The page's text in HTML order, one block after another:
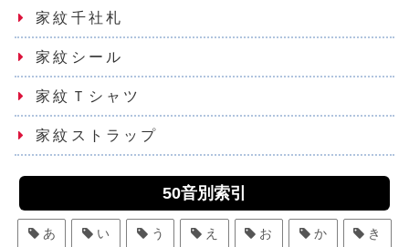
家紋千社札
家紋シール
家紋Ｔシャツ
家紋ストラップ
50音別索引
あ い う え お か き